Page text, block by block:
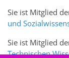
Sie ist Mitglied
und
Sie ist Mitglied
Technischen